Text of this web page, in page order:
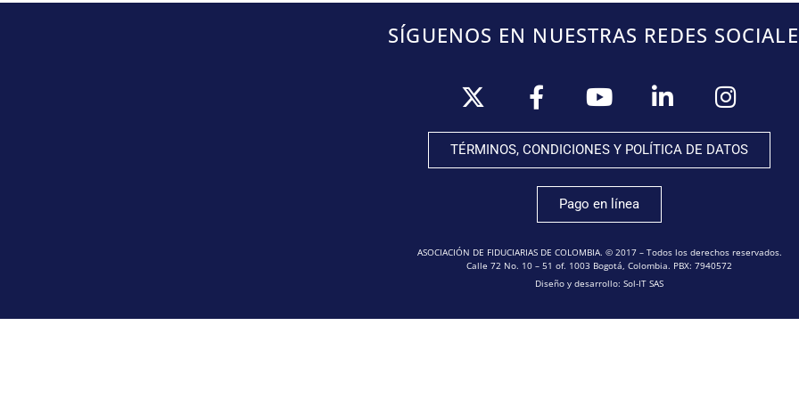
SÍGUENOS EN NUESTRAS REDES
TÉRMINOS, CONDICIONES Y POLÍTICA DE DATOS
Pago en línea
ASOCIACIÓN DE FIDUCIARIAS DE COLOMBIA. © 2017 – Todos los derechos reservados.
Calle 72 No. 10 – 51 of. 1003 Bogotá, Colombia. PBX: 7940572
Diseño y desarrollo: Sol-IT SAS